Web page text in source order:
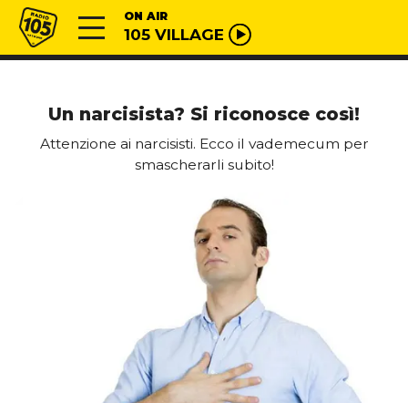
Vai al contenuto
Radio 105 ON AIR
105 VILLAGE
Un narcisista? Si riconosce così!
Attenzione ai narcisisti. Ecco il vademecum per
smascherarli subito!